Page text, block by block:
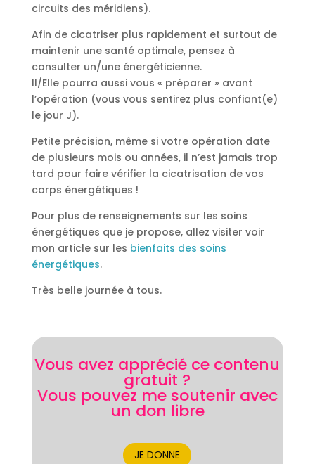
circuits des méridiens).
Afin de cicatriser plus rapidement et surtout de
maintenir une santé optimale, pensez à
consulter un/une énergéticienne.
Il/Elle pourra aussi vous « préparer » avant
l’opération (vous vous sentirez plus confiant(e)
le jour J).
Petite précision, même si votre opération date
de plusieurs mois ou années, il n’est jamais trop
tard pour faire vérifier la cicatrisation de vos
corps énergétiques !
Pour plus de renseignements sur les soins
énergétiques que je propose, allez visiter voir
mon article sur les bienfaits des soins
énergétiques.
Très belle journée à tous.
Vous avez apprécié ce contenu
gratuit ?
Vous pouvez me soutenir avec
un don libre
JE DONNE